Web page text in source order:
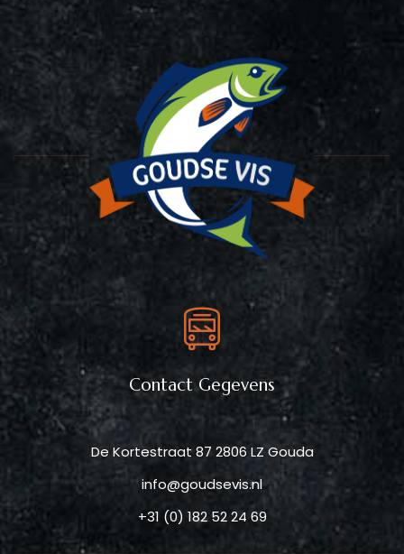
Contact Gegevens
De Kortestraat 87 2806 LZ Gouda
info@goudsevis.nl
+31 (0) 182 52 24 69